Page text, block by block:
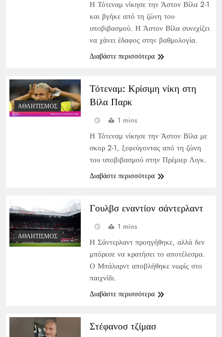
Η Τότεναμ νίκησε την Άστον Βίλα 2-1
και βγήκε από τη ζώνη του
υποβιβασμού. Η Άστον Βίλα συνεχίζει
να χάνει έδαφος στην βαθμολογία.
Διαβάστε περισσότερα
ΑΘΛΗΤΙΣΜΌΣ
Τότεναμ: Κρίσιμη νίκη στη
Βίλα Παρκ
1 mins
Η Τότεναμ νίκησε την Άστον Βίλα με
σκορ 2-1, ξεφεύγοντας από τη ζώνη
του υποβιβασμού στην Πρέμιερ Λιγκ.
Διαβάστε περισσότερα
ΑΘΛΗΤΙΣΜΌΣ
Γουλβσ εναντίον σάντερλαντ
1 mins
Η Σάντερλαντ προηγήθηκε, αλλά δεν
μπόρεσε να κρατήσει το αποτέλεσμα.
Ο Μπάλαρντ αποβλήθηκε νωρίς στο
παιχνίδι.
Διαβάστε περισσότερα
Στέφανοσ τζίμασ